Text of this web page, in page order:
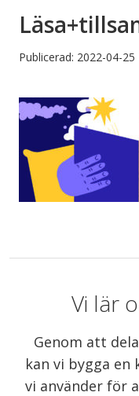
Publicerad: 2022-04-25
Vi lär
Genom att
kan vi bygga en
vi använder för